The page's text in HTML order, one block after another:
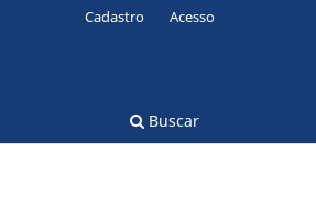
Buscar
Cadastro Acesso